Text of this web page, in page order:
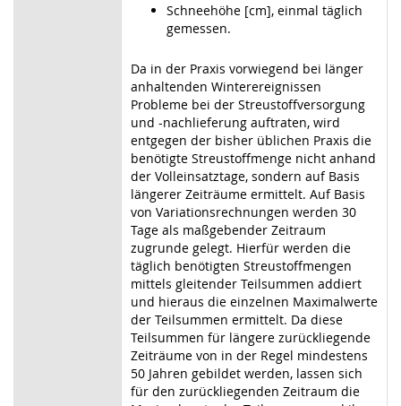
Schneehöhe [cm], einmal täglich
gemessen.
Da in der Praxis vorwiegend bei länger
anhaltenden Winterereignissen
Probleme bei der Streustoffversorgung
und -nachlieferung auftraten, wird
entgegen der bisher üblichen Praxis die
benötigte Streustoffmenge nicht anhand
der Volleinsatztage, sondern auf Basis
längerer Zeiträume ermittelt. Auf Basis
von Variationsrechnungen werden 30
Tage als maßgebender Zeitraum
zugrunde gelegt. Hierfür werden die
täglich benötigten Streustoffmengen
mittels gleitender Teilsummen addiert
und hieraus die einzelnen Maximalwerte
der Teilsummen ermittelt. Da diese
Teilsummen für längere zurückliegende
Zeiträume von in der Regel mindestens
50 Jahren gebildet werden, lassen sich
für den zurückliegenden Zeitraum die